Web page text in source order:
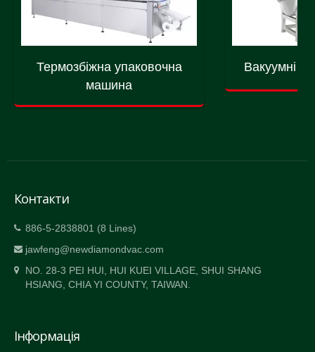
Термозбіжна упаковочна
машина
Вакуумні
Контакти
886-5-2838801 (8 Lines)
jawfeng@newdiamondvac.com
NO. 28-3 PEI HUI, HUI KUEI VILLAGE, SHUI SHANG
HSIANG, CHIA YI COUNTY, TAIWAN.
Інформація